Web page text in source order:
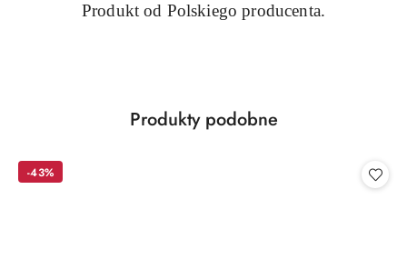
Produkt od Polskiego producenta.
Pomiń karuzelę produktów
Produkty
Produkty podobne
-43%